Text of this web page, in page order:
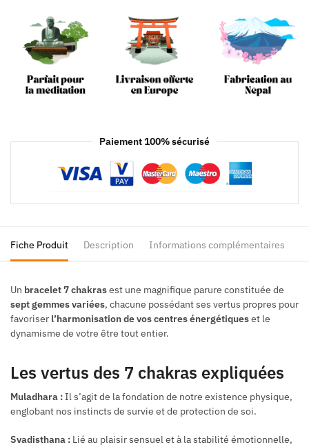
Paiement 100% sécurisé
Fiche Produit Description Informations complémentaires
Un bracelet 7 chakrasest une magnifique parure constituée de
sept gemmes variées, chacune possédant ses vertus propres pour
favoriser l’harmonisation de vos centres énergétiqueset le
dynamisme de votre être tout entier.
Les vertus des 7 chakras expliquées
Muladhara :Il s’agit de la fondation de notre existence physique,
englobant nos instincts de survie et de protection de soi.
Svadisthana : Lié au plaisir sensuel et à la stabilité émotionnelle,